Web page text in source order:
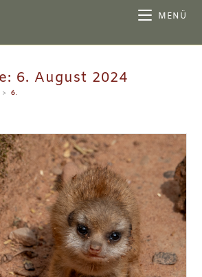
MENÜ
6. August 2024
> 6.